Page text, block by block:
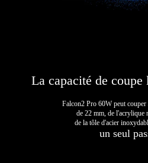
La capacité de coupe
Falcon2 Pro 60W peut
de 22 mm, de l'acrylique
de la tôle d'acier
un seul